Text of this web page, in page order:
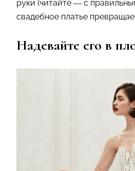
руки (читайте — с
свадебное платье
Надевайте его в